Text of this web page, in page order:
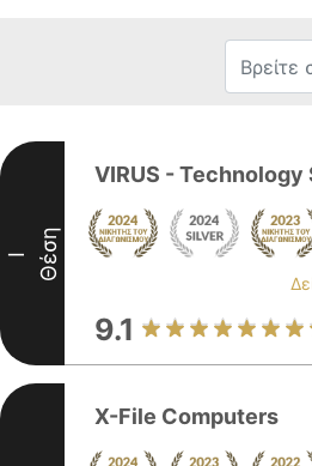
I Θέση
VIRUS - Technology
9.1
X-File Computers